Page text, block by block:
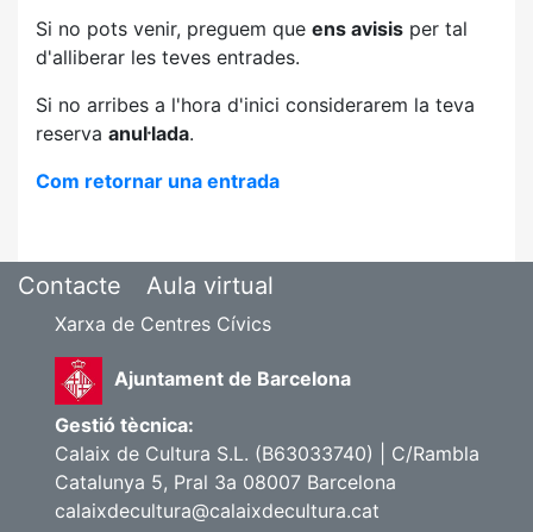
Si no pots venir, preguem que ens avisis per tal
d'alliberar les teves entrades.
Si no arribes a l'hora d'inici considerarem la teva
reserva anul·lada.
Com retornar una entrada
Contacte Aula virtual
Xarxa de Centres Cívics
Ajuntament de Barcelona
Gestió tècnica:
Calaix de Cultura S.L. (B63033740) | C/Rambla
Catalunya 5, Pral 3a 08007 Barcelona
calaixdecultura@calaixdecultura.cat